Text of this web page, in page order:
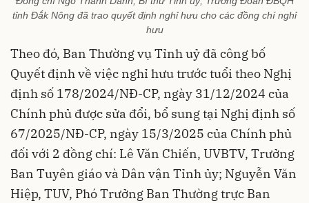
tỉnh Đắk Nông đã trao quyết định nghỉ hưu cho các đồng chí nghỉ
hưu
Theo đó, Ban Thường vụ Tỉnh uỷ đã công bố
Quyết định về việc nghỉ hưu trước tuổi theo Nghị
định số 178/2024/NĐ-CP, ngày 31/12/2024 của
Chính phủ được sửa đổi, bổ sung tại Nghị định số
67/2025/NĐ-CP, ngày 15/3/2025 của Chính phủ
đối với 2 đồng chí: Lê Văn Chiến, UVBTV, Trưởng
Ban Tuyên giáo và Dân vận Tỉnh ủy; Nguyễn Văn
Hiệp, TUV, Phó Trưởng Ban Thường trực Ban